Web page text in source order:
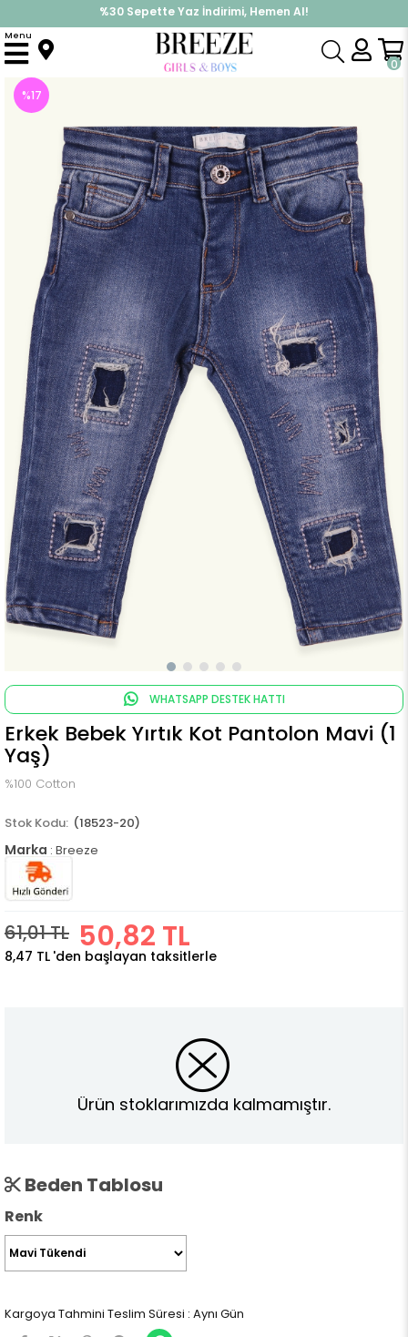
%30 Sepette Yaz İndirimi, Hemen Al!
İndirimlere ek %10 İndirimi Kap, Hemen Üye Ol!
0
Menu
Anasayfa Alt Giyim Pantolon Erkek Bebek Yırtık Kot Pantolon Mavi (1 Yaş)
%17
WHATSAPP DESTEK HATTI
Erkek Bebek Yırtık Kot Pantolon Mavi (1
Yaş)
%100 Cotton
(18523-20)
Marka : Breeze
61,01 TL 50,82 TL
8,47 TL 'den başlayan taksitlerle
Ürün stoklarımızda kalmamıştır.
Beden Tablosu
Renk
Kargoya Tahmini Teslim Süresi : Aynı Gün